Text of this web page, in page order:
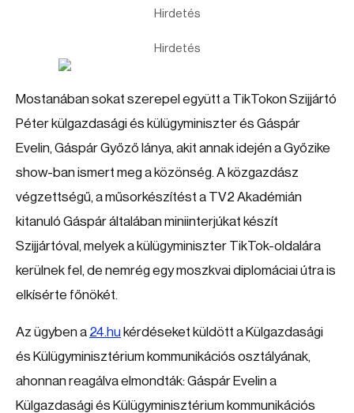
Hirdetés
Hirdetés
Mostanában sokat szerepel együtt a TikTokon Szijjártó
Péter külgazdasági és külügyminiszter és Gáspár
Evelin, Gáspár Győző lánya, akit annak idején a Győzike
show-ban ismert meg a közönség. A közgazdász
végzettségű, a műsorkészítést a TV2 Akadémián
kitanuló Gáspár általában miniinterjúkat készít
Szijjártóval, melyek a külügyminiszter TikTok-oldalára
kerülnek fel, de nemrég egy moszkvai diplomáciai útra is
elkísérte főnökét.
Az ügyben a 24.hu kérdéseket küldött a Külgazdasági
és Külügyminisztérium kommunikációs osztályának,
ahonnan reagálva elmondták: Gáspár Evelin a
Külgazdasági és Külügyminisztérium kommunikációs